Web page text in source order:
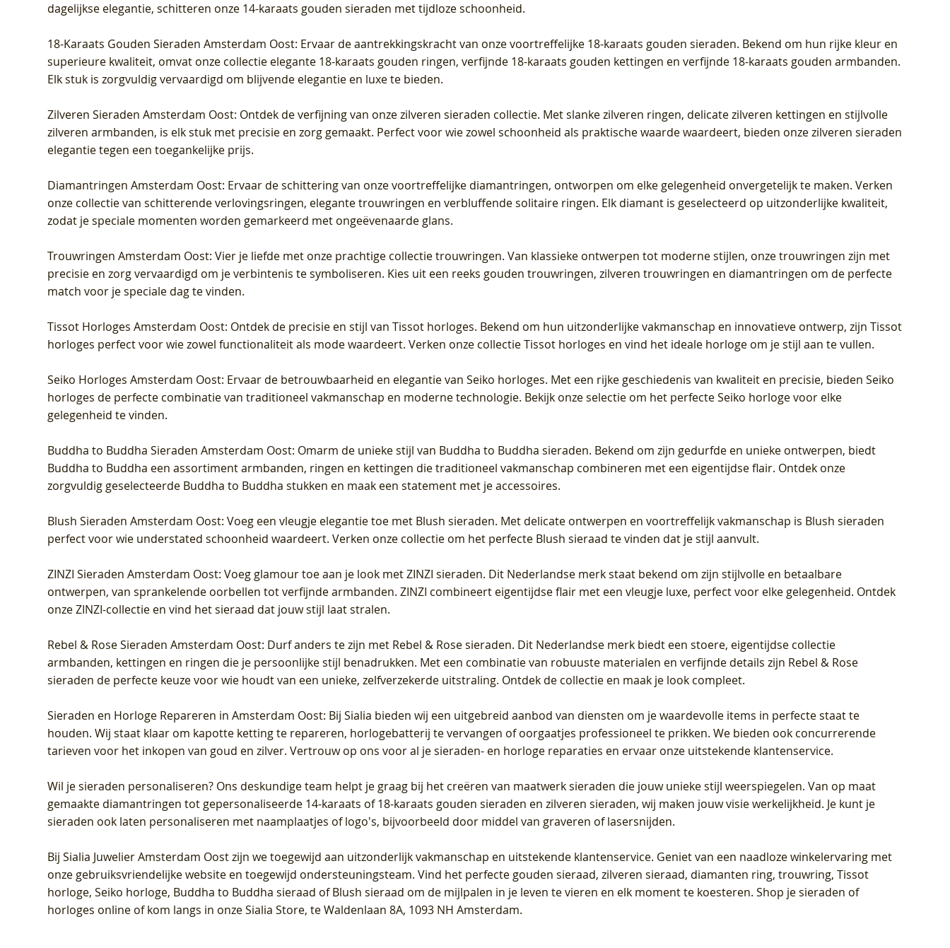
dagelijkse elegantie, schitteren onze 14-karaats gouden sieraden met tijdloze schoonheid.
18-Karaats Gouden Sieraden Amsterdam Oost: Ervaar de aantrekkingskracht van onze voortreffelijke 18-karaats gouden sieraden. Bekend om hun rijke kleur en
superieure kwaliteit, omvat onze collectie elegante 18-karaats gouden ringen, verfijnde 18-karaats gouden kettingen en verfijnde 18-karaats gouden armbanden.
Elk stuk is zorgvuldig vervaardigd om blijvende elegantie en luxe te bieden.
Zilveren Sieraden Amsterdam Oost: Ontdek de verfijning van onze zilveren sieraden collectie. Met slanke zilveren ringen, delicate zilveren kettingen en stijlvolle
zilveren armbanden, is elk stuk met precisie en zorg gemaakt. Perfect voor wie zowel schoonheid als praktische waarde waardeert, bieden onze zilveren sieraden
elegantie tegen een toegankelijke prijs.
Diamantringen Amsterdam Oost: Ervaar de schittering van onze voortreffelijke diamantringen, ontworpen om elke gelegenheid onvergetelijk te maken. Verken
onze collectie van schitterende verlovingsringen, elegante trouwringen en verbluffende solitaire ringen. Elk diamant is geselecteerd op uitzonderlijke kwaliteit,
zodat je speciale momenten worden gemarkeerd met ongeëvenaarde glans.
Trouwringen Amsterdam Oost: Vier je liefde met onze prachtige collectie trouwringen. Van klassieke ontwerpen tot moderne stijlen, onze trouwringen zijn met
precisie en zorg vervaardigd om je verbintenis te symboliseren. Kies uit een reeks gouden trouwringen, zilveren trouwringen en diamantringen om de perfecte
match voor je speciale dag te vinden.
Tissot Horloges Amsterdam Oost: Ontdek de precisie en stijl van Tissot horloges. Bekend om hun uitzonderlijke vakmanschap en innovatieve ontwerp, zijn Tissot
horloges perfect voor wie zowel functionaliteit als mode waardeert. Verken onze collectie Tissot horloges en vind het ideale horloge om je stijl aan te vullen.
Seiko Horloges Amsterdam Oost: Ervaar de betrouwbaarheid en elegantie van Seiko horloges. Met een rijke geschiedenis van kwaliteit en precisie, bieden Seiko
horloges de perfecte combinatie van traditioneel vakmanschap en moderne technologie. Bekijk onze selectie om het perfecte Seiko horloge voor elke
gelegenheid te vinden.
Buddha to Buddha Sieraden Amsterdam Oost: Omarm de unieke stijl van Buddha to Buddha sieraden. Bekend om zijn gedurfde en unieke ontwerpen, biedt
Buddha to Buddha een assortiment armbanden, ringen en kettingen die traditioneel vakmanschap combineren met een eigentijdse flair. Ontdek onze
zorgvuldig geselecteerde Buddha to Buddha stukken en maak een statement met je accessoires.
Blush Sieraden Amsterdam Oost: Voeg een vleugje elegantie toe met Blush sieraden. Met delicate ontwerpen en voortreffelijk vakmanschap is Blush sieraden
perfect voor wie understated schoonheid waardeert. Verken onze collectie om het perfecte Blush sieraad te vinden dat je stijl aanvult.
ZINZI Sieraden Amsterdam Oost: Voeg glamour toe aan je look met ZINZI sieraden. Dit Nederlandse merk staat bekend om zijn stijlvolle en betaalbare
ontwerpen, van sprankelende oorbellen tot verfijnde armbanden. ZINZI combineert eigentijdse flair met een vleugje luxe, perfect voor elke gelegenheid. Ontdek
onze ZINZI-collectie en vind het sieraad dat jouw stijl laat stralen.
Rebel & Rose Sieraden Amsterdam Oost: Durf anders te zijn met Rebel & Rose sieraden. Dit Nederlandse merk biedt een stoere, eigentijdse collectie
armbanden, kettingen en ringen die je persoonlijke stijl benadrukken. Met een combinatie van robuuste materialen en verfijnde details zijn Rebel & Rose
sieraden de perfecte keuze voor wie houdt van een unieke, zelfverzekerde uitstraling. Ontdek de collectie en maak je look compleet.
Sieraden en Horloge Repareren in Amsterdam Oost: Bij Sialia bieden wij een uitgebreid aanbod van diensten om je waardevolle items in perfecte staat te
houden. Wij staat klaar om kapotte ketting te repareren, horlogebatterij te vervangen of oorgaatjes professioneel te prikken. We bieden ook concurrerende
tarieven voor het inkopen van goud en zilver. Vertrouw op ons voor al je sieraden- en horloge reparaties en ervaar onze uitstekende klantenservice.
Wil je sieraden personaliseren? Ons deskundige team helpt je graag bij het creëren van maatwerk sieraden die jouw unieke stijl weerspiegelen. Van op maat
gemaakte diamantringen tot gepersonaliseerde 14-karaats of 18-karaats gouden sieraden en zilveren sieraden, wij maken jouw visie werkelijkheid. Je kunt je
sieraden ook laten personaliseren met naamplaatjes of logo's, bijvoorbeeld door middel van graveren of lasersnijden.
BijSialia Juwelier Amsterdam Oostzijn we toegewijd aan uitzonderlijk vakmanschap en uitstekende klantenservice. Geniet van een naadloze winkelervaring met
onze gebruiksvriendelijke website en toegewijd ondersteuningsteam. Vind het perfecte gouden sieraad, zilveren sieraad, diamanten ring, trouwring, Tissot
horloge, Seiko horloge, Buddha to Buddha sieraad of Blush sieraad om de mijlpalen in je leven te vieren en elk moment te koesteren. Shop je sieraden of
horloges online of kom langs in onze Sialia Store, te Waldenlaan 8A, 1093 NH Amsterdam.